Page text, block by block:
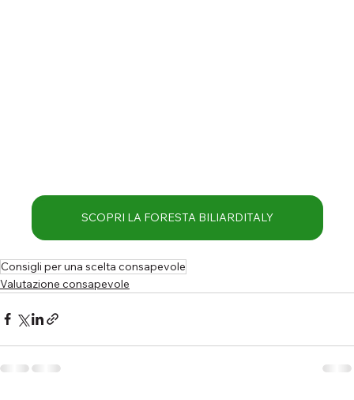
SCOPRI LA FORESTA BILIARDITALY
Consigli per una scelta consapevole
Valutazione consapevole